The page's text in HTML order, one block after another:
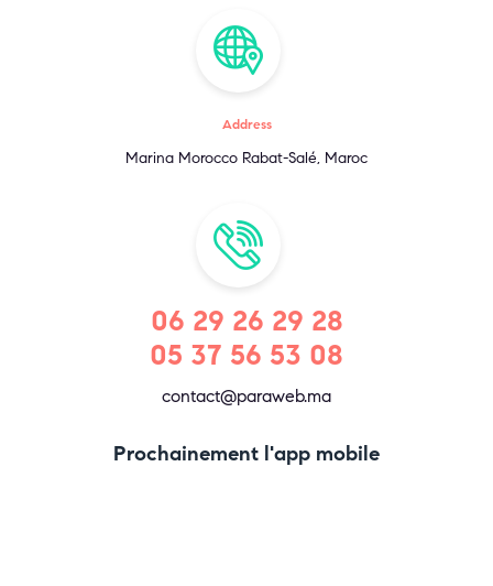
Address
Marina Morocco Rabat-Salé, Maroc
06 29 26 29 28
05 37 56 53 08
contact@paraweb.ma
Prochainement l'app mobile